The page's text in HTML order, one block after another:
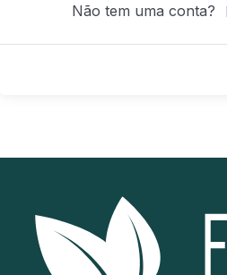
Não tem uma conta?